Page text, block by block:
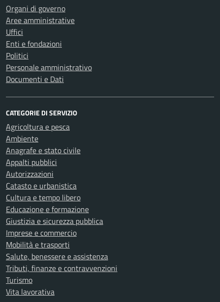
Organi di governo
Aree amministrative
Uffici
Enti e fondazioni
Politici
Personale amministrativo
Documenti e Dati
CATEGORIE DI SERVIZIO
Agricoltura e pesca
Ambiente
Anagrafe e stato civile
Appalti pubblici
Autorizzazioni
Catasto e urbanistica
Cultura e tempo libero
Educazione e formazione
Giustizia e sicurezza pubblica
Imprese e commercio
Mobilità e trasporti
Salute, benessere e assistenza
Tributi, finanze e contravvenzioni
Turismo
Vita lavorativa